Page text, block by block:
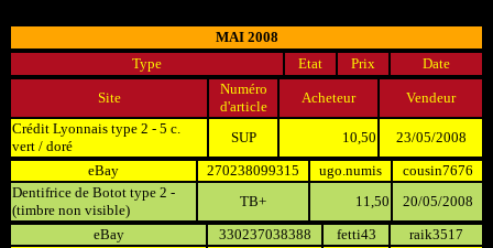
MAI 2008
Type
Etat Prix Date
Site
Numéro
d'article
Acheteur
Vendeur
Crédit Lyonnais type 2 - 5 c.
vert / doré
SUP 10,50
23/05/2008
eBay
270238099315 ugo.numis
cousin7676
Dentifrice de Botot type 2 -
(timbre non visible)
TB+ 11,50
20/05/2008
eBay
330237038388 fetti43
raik3517